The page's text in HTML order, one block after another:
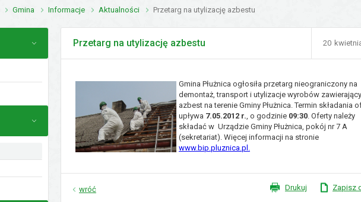
Gmina Informacje Aktualności Przetarg na utylizację azbestu
Przetarg na utylizację azbestu 20
Gmina Płużnica ogłosiła przetarg nieograniczony na
demontaż, transport i utylizacje wyrobów
azbest na terenie Gminy Płużnica. Termin składania
upływa 7.05.2012 r., o godzinie09:30. Oferty należy
składać w Urządzie Gminy Płużnica, pokój nr 7 A
(sekretariat). Więcej informacji na stronie
www.bip.pluznica.pl .
wróć Drukuj Zapisz